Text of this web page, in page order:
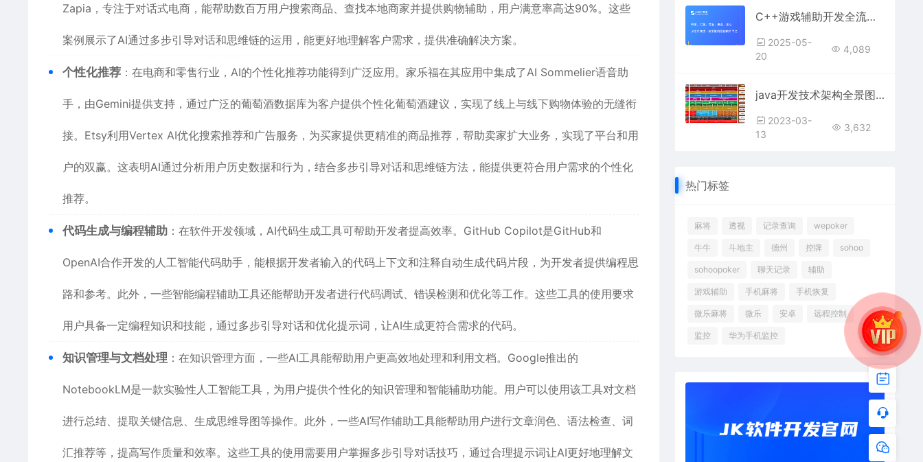
Zapia，专注于对话式电商，能帮助数百万用户搜索商品、查找本地商家并提供购物辅助，用户满意率高达90%。这些
案例展示了AI通过多步引导对话和思维链的运用，能更好地理解客户需求，提供准确解决方案。
个性化推荐 ：在电商和零售行业，AI的个性化推荐功能得到广泛应用。家乐福在其应用中集成了AI Sommelier语音助
手，由Gemini提供支持，通过广泛的葡萄酒数据库为客户提供个性化葡萄酒建议，实现了线上与线下购物体验的无缝衔
接。Etsy利用Vertex AI优化搜索推荐和广告服务，为买家提供更精准的商品推荐，帮助卖家扩大业务，实现了平台和用
户的双赢。这表明AI通过分析用户历史数据和行为，结合多步引导对话和思维链方法，能提供更符合用户需求的个性化
推荐。
代码生成与编程辅助 ：在软件开发领域，AI代码生成工具可帮助开发者提高效率。GitHub Copilot是GitHub和
OpenAI合作开发的人工智能代码助手，能根据开发者输入的代码上下文和注释自动生成代码片段，为开发者提供编程思
路和参考。此外，一些智能编程辅助工具还能帮助开发者进行代码调试、错误检测和优化等工作。这些工具的使用要求
用户具备一定编程知识和技能，通过多步引导对话和优化提示词，让AI生成更符合需求的代码。
知识管理与文档处理 ：在知识管理方面，一些AI工具能帮助用户更高效地处理和利用文档。Google推出的
NotebookLM是一款实验性人工智能工具，为用户提供个性化的知识管理和智能辅助功能。用户可以使用该工具对文档
进行总结、提取关键信息、生成思维导图等操作。此外，一些AI写作辅助工具能帮助用户进行文章润色、语法检查、词
汇推荐等，提高写作质量和效率。这些工具的使用需要用户掌握多步引导对话技巧，通过合理提示词让AI更好地理解文
C++游戏辅助开发全流程实战指南
2025-05-
20
4,089
java开发技术架构全景图片分享-软件工程始终是一项协同的工作
2023-03-
13
3,632
热门标签
麻将 透视 记录查询 wepoker
牛牛 斗地主 德州 控牌 sohoo
sohoopoker 聊天记录 辅助
游戏辅助 手机麻将 手机恢复
微乐麻将 微乐 安卓 远程控制
监控 华为手机监控